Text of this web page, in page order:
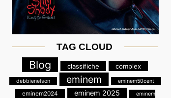
TAG CLOUD
Blog classifiche complex
debbienelson eminem eminem50cent
eminem2024 eminem 2025
eminem